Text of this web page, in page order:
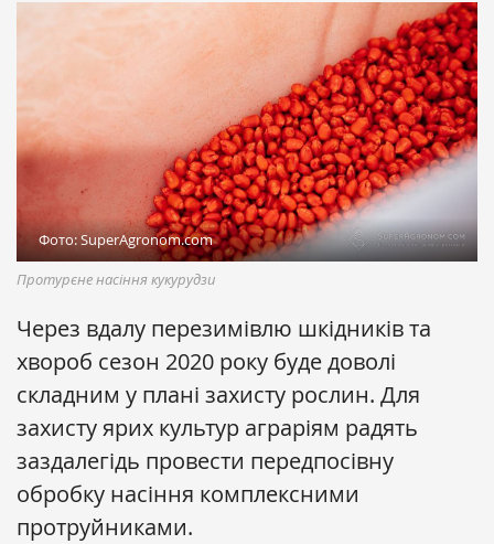
Фото: SuperAgronom.com
Протурєне насіння кукурудзи
Через вдалу перезимівлю шкідників та
хвороб сезон 2020 року буде доволі
складним у плані захисту рослин. Для
захисту ярих культур аграріям радять
заздалегідь провести передпосівну
обробку насіння комплексними
протруйниками.